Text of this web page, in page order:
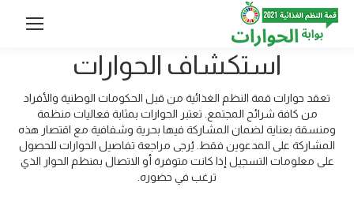
استكشاف الحوارات
تعقد حوارات قمة النظم الغذائية من قبل الحكومات الوطنية والأفراد
من كافة شرائح المجتمع. تعتبر الحوارات بمثابة فعاليات منظمة
ومنسقة بعناية لضمان المشاركة فيها بحرية وشفافية مع اقتصار هذه
المشاركة على المدعوين فقط. يُرجى مراجعة تفاصيل الحوارات للحصول
على معلومات التسجيل إذا كانت متوفرة أو الاتصال بمنظم الحوار الذي
ترغب في حضوره.